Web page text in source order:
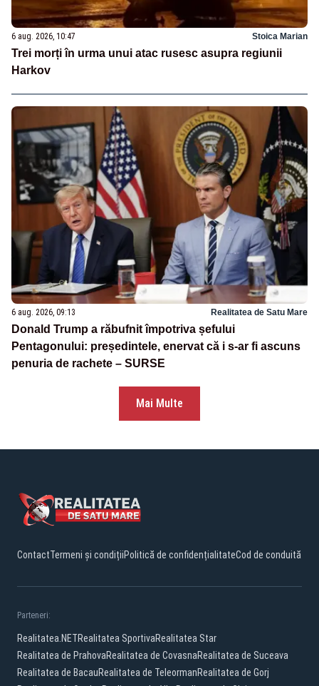
6 aug. 2026, 10:47 Stoica Marian
Trei morți în urma unui atac rusesc asupra regiunii
Harkov
6 aug. 2026, 09:13 Realitatea de Satu Mare
Donald Trump a răbufnit împotriva șefului
Pentagonului: președintele, enervat că i s-ar fi ascuns
penuria de rachete – SURSE
Mai Multe
ContactTermeni și condițiiPolitică de confidențialitateCod de conduită
Parteneri:
Realitatea.NETRealitatea SportivaRealitatea Star
Realitatea de PrahovaRealitatea de CovasnaRealitatea de Suceava
Realitatea de BacauRealitatea de TeleormanRealitatea de Gorj